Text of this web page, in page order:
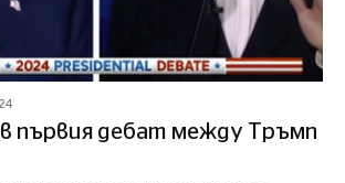
първия дебат между Тръмп